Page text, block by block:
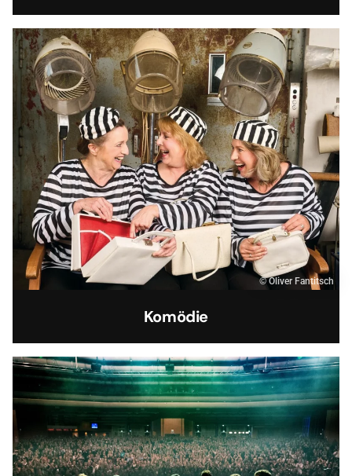
© Oliver Fantitsch
Komödie